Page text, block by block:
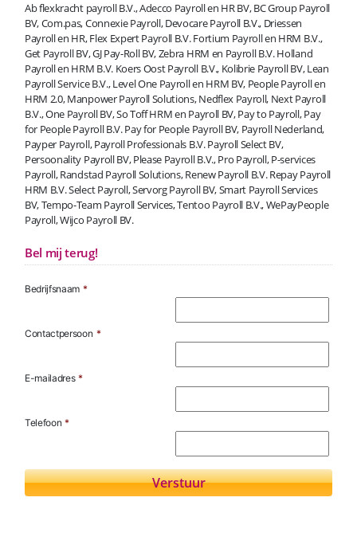
Ab flexkracht payroll B.V., Adecco Payroll en HR BV, BC Group Payroll
BV, Com.pas, Connexie Payroll, Devocare Payroll B.V., Driessen
Payroll en HR, Flex Expert Payroll B.V. Fortium Payroll en HRM B.V.,
Get Payroll BV, GJ Pay-Roll BV, Zebra HRM en Payroll B.V. Holland
Payroll en HRM B.V. Koers Oost Payroll B.V., Kolibrie Payroll BV, Lean
Payroll Service B.V., Level One Payroll en HRM BV, People Payroll en
HRM 2.0, Manpower Payroll Solutions, Nedflex Payroll, Next Payroll
B.V., One Payroll BV, So Toff HRM en Payroll BV, Pay to Payroll, Pay
for People Payroll B.V. Pay for People Payroll BV, Payroll Nederland,
Payper Payroll, Payroll Professionals B.V. Payroll Select BV,
Persoonality Payroll BV, Please Payroll B.V., Pro Payroll, P-services
Payroll, Randstad Payroll Solutions, Renew Payroll B.V. Repay Payroll
HRM B.V. Select Payroll, Servorg Payroll BV, Smart Payroll Services
BV, Tempo-Team Payroll Services, Tentoo Payroll B.V., WePayPeople
Payroll, Wijco Payroll BV.
Bel mij terug!
Bedrijfsnaam *
Contactpersoon *
E-mailadres *
Telefoon *